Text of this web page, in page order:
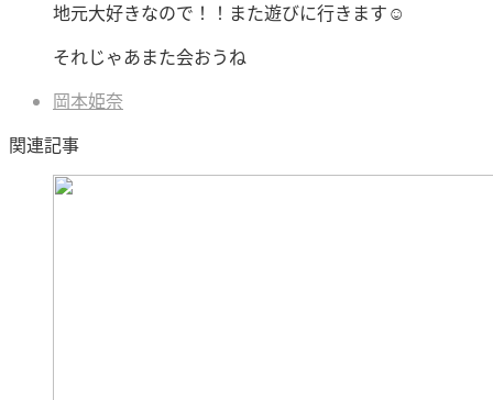
地元大好きなので！！また遊びに行きます☺️
それじゃあまた会おうね
岡本姫奈
関連記事